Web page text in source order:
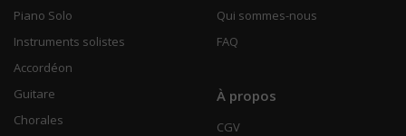
Piano Solo
Instruments solistes
Accordéon
Guitare
Chorales
Qui sommes-nous
FAQ
À propos
CGV